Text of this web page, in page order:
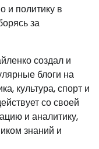
и политику в
за
создал и
блоги на
культура, спорт и
со своей
и аналитику,
знаний и